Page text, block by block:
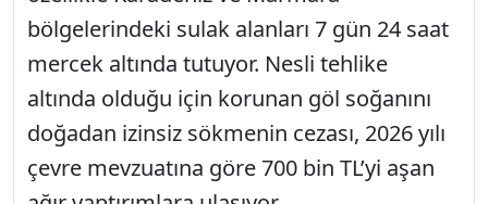
bölgelerindeki sulak alanları 7 gün 24 saat
mercek altında tutuyor. Nesli tehlike
altında olduğu için korunan göl soğanını
doğadan izinsiz sökmenin cezası, 2026 yılı
çevre mevzuatına göre 700 bin TL’yi aşan